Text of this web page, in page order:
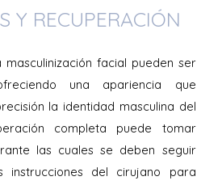
Y RECUPERACIÓN
facial pueden ser
una apariencia que
la identidad masculina del
completa puede tomar
las cuales se deben seguir
instrucciones del cirujano para